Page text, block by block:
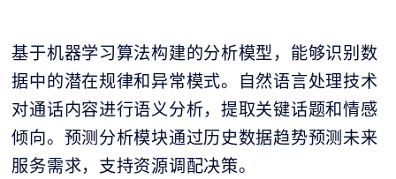
基于机器学习算法构建的分析模型，能够识别数
据中的潜在规律和异常模式。自然语言处理技术
对通话内容进行语义分析，提取关键话题和情感
倾向。预测分析模块通过历史数据趋势预测未来
服务需求，支持资源调配决策。